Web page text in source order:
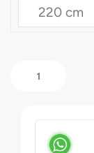
220 cm